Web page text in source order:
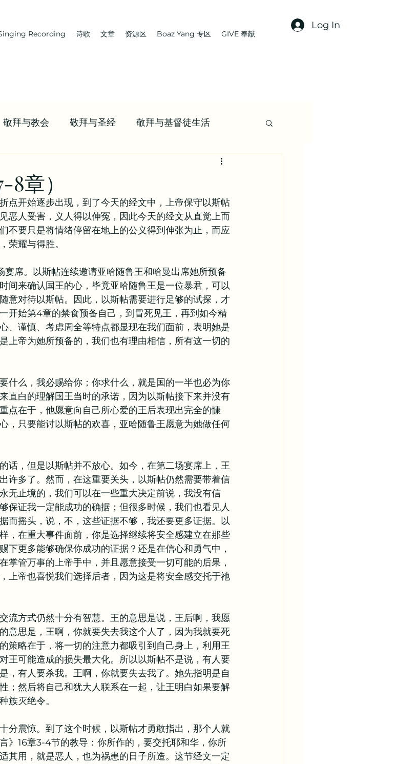
Recording 诗歌 文章 资源区 Boaz Yang 专区 GIVE 奉献
Log In
敬拜与教会 敬拜与圣经 敬拜与基督徒生活
例研讨 | 信仰资源 值得观看的视频合集 | 信仰资源
书籍推荐
章）
点开始逐步出现，到了今天的经文中，上帝保守以斯帖
恶人受害，义人得以伸冤，因此今天的经文从直觉上而
不要只是将情绪停留在地上的公义得到伸张为止，而应
荣耀与得胜。
席。以斯帖连续邀请亚哈随鲁王和哈曼出席她所预备
间来确认国王的心，毕竟亚哈随鲁王是一位暴君，可以
意对待以斯帖。因此，以斯帖需要进行足够的试探，才
开始第4章的禁食预备自己，到冒死见王，再到如今精
、谨慎、考虑周全等特点都显现在我们面前，表明她是
上帝为她所预备的，我们也有理由相信，所有这一切的
什么，我必赐给你；你求什么，就是国的一半也必为你
直白的理解国王当时的承诺，因为以斯帖接下来并没有
点在于，他愿意向自己所心爱的王后表现出完全的慷
，只要能讨以斯帖的欢喜，亚哈随鲁王愿意为她做任何
话，但是以斯帖并不放心。如今，在第二场宴席上，王
许多了。然而，在这重要关头，以斯帖仍然需要带着信
无止境的，我们可以在一些重大决定前说，我没有信
保证我一定能成功的确据；但很多时候，我们也看见人
而摇头，说，不，这些证据不够，我还要更多证据。以
，在重大事件面前，你是选择继续将安全感建立在那些
下更多能够确保你成功的证据？还是在信心和勇气中，
掌管万事的上帝手中，并且愿意接受一切可能的后果，
上帝也喜悦我们选择后者，因为这是将安全感交托于祂
流方式仍然十分有智慧。王的意思是说，王后啊，我愿
意思是，王啊，你就要失去我这个人了，因为我就要死
策略在于，将一切的注意力都吸引到自己身上，利用王
王可能造成的损失最大化。所以以斯帖不是说，有人要
，有人要杀我。王啊，你就要失去我了。她先指明是自
；然后将自己和犹大人联系在一起，让王明白如果要解
族灭绝令。
分震惊。到了这个时候，以斯帖才勇敢指出，那个人就
》16章3-4节的教导：你所作的，要交托耶和华，你所
其用，就是恶人，也为祸患的日子所造。这节经文一定